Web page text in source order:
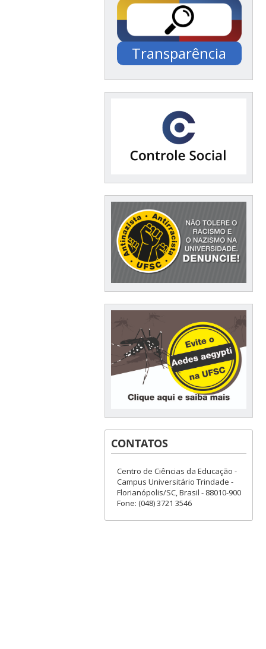
Transparência
Documentação /
Financeiro / Compras
CONTATOS
Centro de Ciências da Educação -
Campus Universitário Trindade -
Florianópolis/SC, Brasil - 88010-900
Fone: (048) 3721 3546